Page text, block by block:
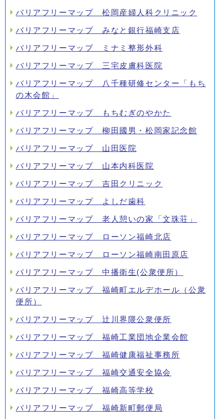
バリアフリーマップ 松岡産婦人科クリニック
バリアフリーマップ みなと銀行福崎支店
バリアフリーマップ ミナミ整形外科
バリアフリーマップ 三宅皮膚科医院
バリアフリーマップ 八千種研修センター「もち
の木会館」
バリアフリーマップ もちむぎのやかた
バリアフリーマップ 柳田國男・松岡家記念館
バリアフリーマップ 山田医院
バリアフリーマップ 山本内科医院
バリアフリーマップ 吉田クリニック
バリアフリーマップ よしだ歯科
バリアフリーマップ 老人憩いの家「文珠荘」
バリアフリーマップ ローソン福崎北店
バリアフリーマップ ローソン福崎南田原店
バリアフリーマップ 中播衛生(公衆便所）
バリアフリーマップ 福崎町エルデホール（公衆
便所）
バリアフリーマップ 辻川界隈公衆便所
バリアフリーマップ 福崎工業団地企業会館
バリアフリーマップ 福崎健康福祉事務所
バリアフリーマップ 福崎交通安全協会
バリアフリーマップ 福崎高等学校
バリアフリーマップ 福崎新町郵便局